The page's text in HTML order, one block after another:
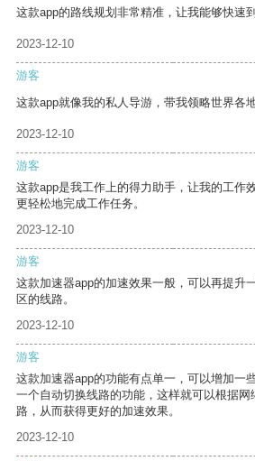
这款app的路线规划非常精准，让我能够快速
2023-12-10
游客
这款app就像我的私人导游，带我领略世界各
2023-12-10
游客
这款app是我工作上的得力助手，让我的工作
更轻松地完成工作任务。
2023-12-10
游客
这款加速器app的加速效果一般，可以再提升
区的线路。
2023-12-10
游客
这款加速器app的功能有点单一，可以增加一
一个自动切换线路的功能，这样就可以根据
路，从而获得更好的加速效果。
2023-12-10